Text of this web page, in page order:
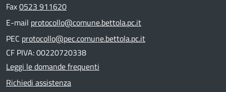
Fax0523 911620
E-mail protocollo@comune.bettola.pc.it
PEC protocollo@pec.comune.bettola.pc.it
CF PIVA: 00220720338
Leggi le domande frequenti
Richiedi assistenza